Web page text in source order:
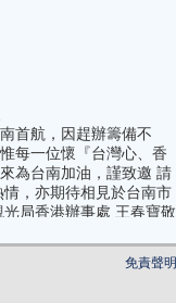
首航，因趕辦籌備不
每一位懷『台灣心、香
為台南加油，謹致邀 請
，亦期待相見於台南市
局香港辦事處 王春寶敬
免責聲明